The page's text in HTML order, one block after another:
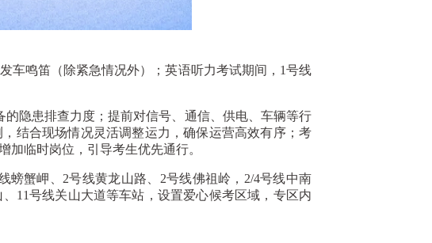
鸣笛（除紧急情况外）；英语听力考试期间，1号线
隐患排查力度；提前对信号、通信、供电、车辆等行
结合现场情况灵活调整运力，确保运营高效有序；考
临时岗位，引导考生优先通行。
蟹岬、2号线黄龙山路、2号线佛祖岭，2/4号线中南
11号线关山大道等车站，设置爱心候考区域，专区内